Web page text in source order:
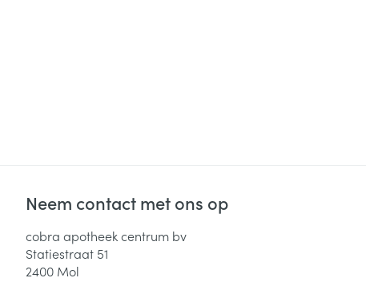
Neem contact met ons op
cobra apotheek centrum bv
Statiestraat 51
2400 Mol